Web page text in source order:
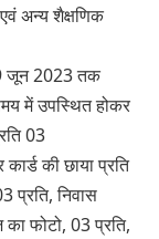
अन्य शैक्षणिक
जून 2023 तक
में उपस्थित होकर
03
की छाया प्रति
प्रति, निवास
का फोटो, 03 प्रति,